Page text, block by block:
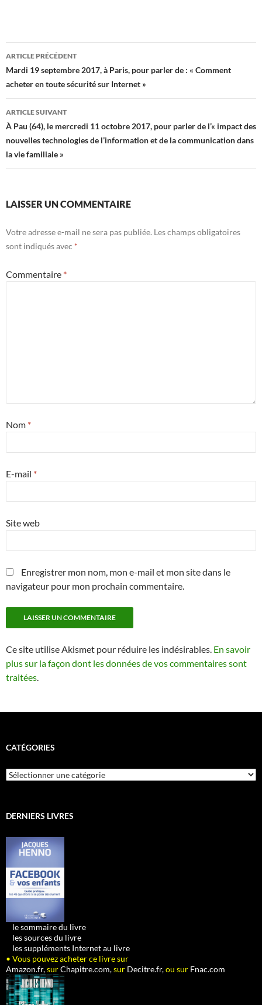
Navigation
des
articles
ARTICLE PRÉCÉDENT
Mardi 19 septembre 2017, à Paris, pour parler de : « Comment
acheter en toute sécurité sur Internet »
ARTICLE SUIVANT
À Pau (64), le mercredi 11 octobre 2017, pour parler de l’« impact des
nouvelles technologies de l’information et de la communication dans
la vie familiale »
LAISSER UN COMMENTAIRE
Votre adresse e-mail ne sera pas publiée. Les champs obligatoires
sont indiqués avec *
Commentaire *
Nom *
E-mail *
Site web
Enregistrer mon nom, mon e-mail et mon site dans le
navigateur pour mon prochain commentaire.
Ce site utilise Akismet pour réduire les indésirables. En savoir
plus sur la façon dont les données de vos commentaires sont
traitées.
CATÉGORIES
Catégories
DERNIERS LIVRES
le sommaire du livre
les sources du livre
les suppléments Internet au livre
• Vous pouvez acheter ce livre sur
Amazon.fr,surChapitre.com,sur Decitre.fr,ou sur Fnac.com